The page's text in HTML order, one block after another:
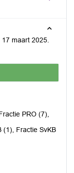
maart 2025.
PRO (7),
(1), Fractie SvKB